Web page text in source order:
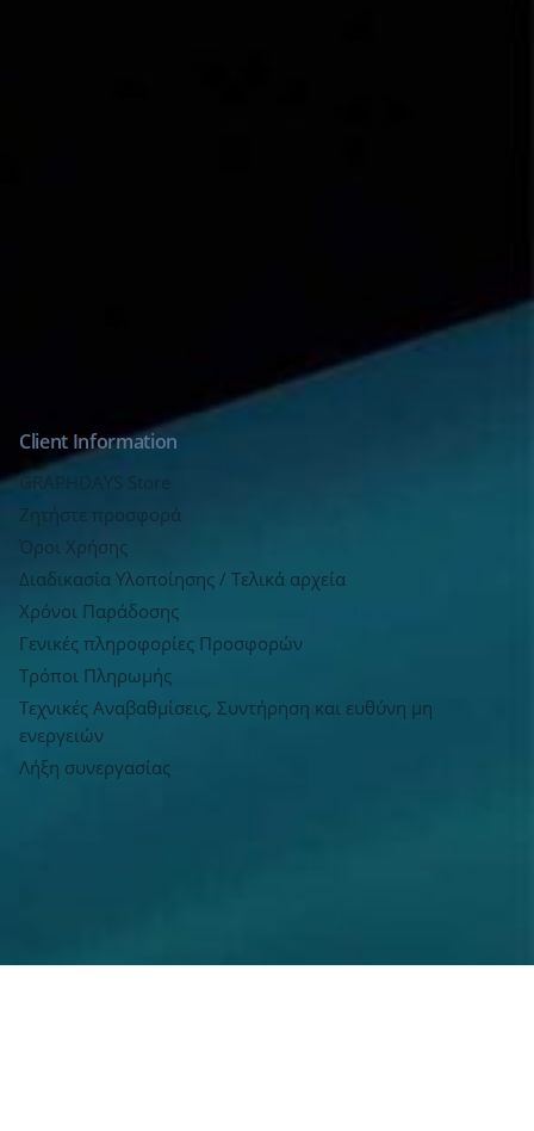
Client Information
GRAPHDAYS Store
Ζητήστε προσφορά
Όροι Χρήσης
Διαδικασία Υλοποίησης / Τελικά αρχεία
Χρόνοι Παράδοσης
Γενικές πληροφορίες Προσφορών
Τρόποι Πληρωμής
Τεχνικές Αναβαθμίσεις, Συντήρηση και ευθύνη μη
ενεργειών
Λήξη συνεργασίας